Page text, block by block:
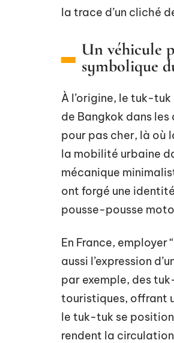
la trace d’un cliché
Un véhicule
symbolique
À l’origine, le tuk-
de Bangkok dans
pour pas cher, là où
la mobilité urbaine
mécanique
ont forgé une
pousse-pousse
En France, employer
aussi l’expression
par exemple, des
touristiques, offrant
le tuk-tuk se
rendent la